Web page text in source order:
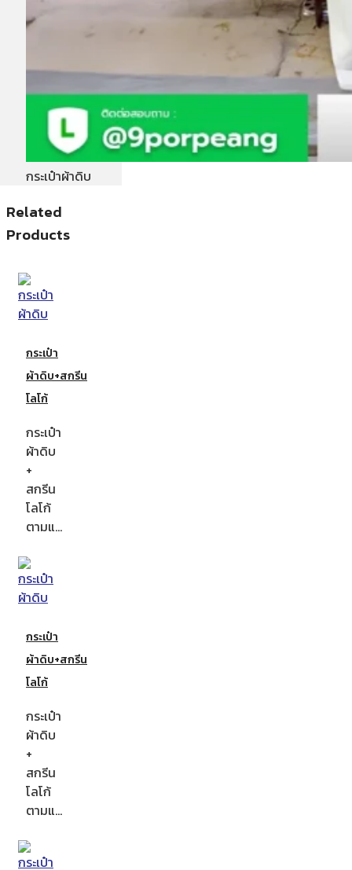
กระเป๋าผ้าดิบ
Related
Products
กระเป๋า
ผ้าดิบ+สกรีน
โลโก้
กระเป๋า
ผ้าดิบ
+
สกรีน
โลโก้
ตามแ…
กระเป๋า
ผ้าดิบ+สกรีน
โลโก้
กระเป๋า
ผ้าดิบ
+
สกรีน
โลโก้
ตามแ…